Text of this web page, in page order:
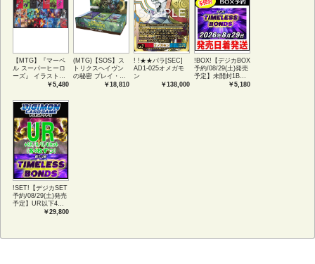
【MTG】『マーベ
ル スーパーヒーロ
ーズ』 イラストコ
レクション 54種コ
アートカード(JPN)
￥5,480
(MTG)【SOS】ス
トリクスヘイヴン
の秘密 プレイ・ブ
ースター1BOX日本
￥18,810
! !★★パラ[SEC]
AD1-025オメガモ
ン
￥138,000
!BOX!【デジカBOX
予約/08/29(土)発売
予定】未開封1BOX
￥5,180
!SET!【デジカSET
予約/08/29(土)発売
予定】UR以下4コ
ンセット 【BT-￥29,800